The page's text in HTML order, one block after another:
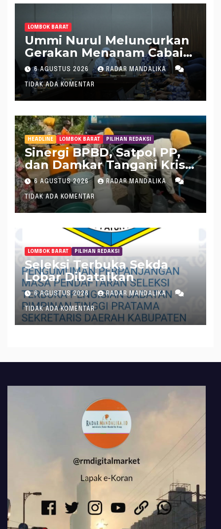
LOMBOK BARAT
Ummi Nurul Meluncurkan
Gerakan Menanam Cabai
Tangani Inflasi
6 AGUSTUS 2026 RADAR MANDALIKA
TIDAK ADA KOMENTAR
HEADLINE LOMBOK BARAT PILIHAN REDAKSI
Sinergi BPBD, Satpol PP,
dan Damkar Tangani Krisis
Air Bersih di Lobar
6 AGUSTUS 2026 RADAR MANDALIKA
TIDAK ADA KOMENTAR
LOMBOK BARAT PILIHAN REDAKSI
Seleksi Terbuka Sekda
Lobar Dibatalkan
6 AGUSTUS 2026 RADAR MANDALIKA
TIDAK ADA KOMENTAR